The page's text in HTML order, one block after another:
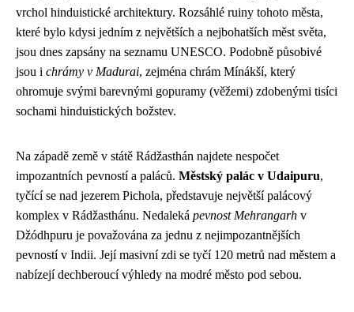
vrchol hinduistické architektury. Rozsáhlé ruiny tohoto města,
které bylo kdysi jedním z největších a nejbohatších měst světa,
jsou dnes zapsány na seznamu UNESCO. Podobně působivé
jsou i chrámy v Madurai, zejména chrám Mínákší, který
ohromuje svými barevnými gopuramy (věžemi) zdobenými tisíci
sochami hinduistických božstev.
Na západě země v státě Rádžasthán najdete nespočet
impozantních pevností a paláců. Městský palác v Udaipuru,
tyčící se nad jezerem Pichola, představuje největší palácový
komplex v Rádžasthánu. Nedaleká pevnost Mehrangarh v
Džódhpuru je považována za jednu z nejimpozantnějších
pevností v Indii. Její masivní zdi se tyčí 120 metrů nad městem a
nabízejí dechberoucí výhledy na modré město pod sebou.